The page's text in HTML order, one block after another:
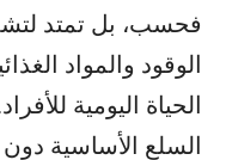
فحسب، بل تمتد
الوقود والمواد
الحياة اليومية
السلع الأساسية